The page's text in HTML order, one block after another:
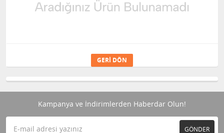
GERI DÖN
Kampanya ve İndirimlerden Haberdar Olun!
GÖNDER